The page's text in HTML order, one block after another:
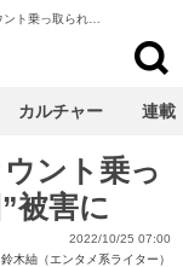
ント乗っ取られ…
ント乗っ
被害に
2022/10/25 07:00
鈴木紬（エンタメ系ライター）
カルチャー 連載